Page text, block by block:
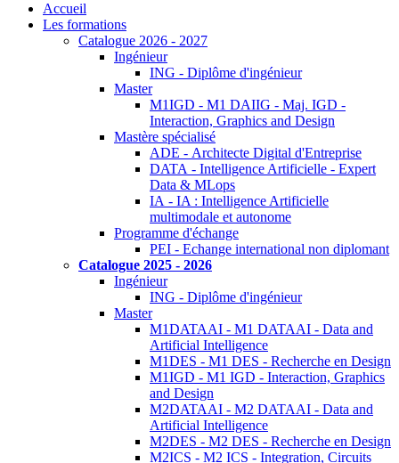
Accueil
Les formations
Catalogue 2026 - 2027
Ingénieur
ING - Diplôme d'ingénieur
Master
M1IGD - M1 DAIIG - Maj. IGD -
Interaction, Graphics and Design
Mastère spécialisé
ADE - Architecte Digital d'Entreprise
DATA - Intelligence Artificielle - Expert
Data & MLops
IA - IA : Intelligence Artificielle
multimodale et autonome
Programme d'échange
PEI - Echange international non diplomant
Catalogue 2025 - 2026
Ingénieur
ING - Diplôme d'ingénieur
Master
M1DATAAI - M1 DATAAI - Data and
Artificial Intelligence
M1DES - M1 DES - Recherche en Design
M1IGD - M1 IGD - Interaction, Graphics
and Design
M2DATAAI - M2 DATAAI - Data and
Artificial Intelligence
M2DES - M2 DES - Recherche en Design
M2ICS - M2 ICS - Integration, Circuits